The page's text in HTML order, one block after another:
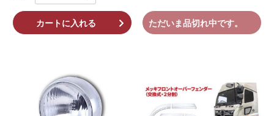
カートに入れる ただいま品切れ中です。